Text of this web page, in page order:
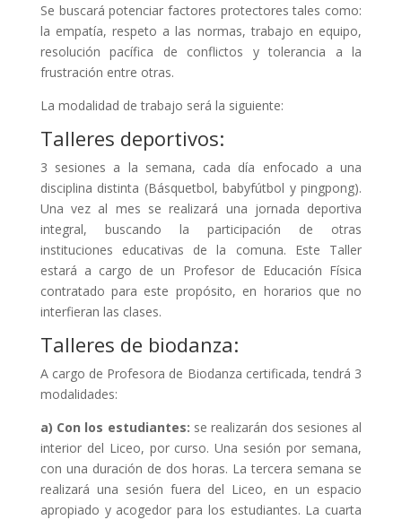
Se buscará potenciar factores protectores tales como:
la empatía, respeto a las normas, trabajo en equipo,
resolución pacífica de conflictos y tolerancia a la
frustración entre otras.
La modalidad de trabajo será la siguiente:
Talleres deportivos:
3 sesiones a la semana, cada día enfocado a una
disciplina distinta (Básquetbol, babyfútbol y pingpong).
Una vez al mes se realizará una jornada deportiva
integral, buscando la participación de otras
instituciones educativas de la comuna. Este Taller
estará a cargo de un Profesor de Educación Física
contratado para este propósito, en horarios que no
interfieran las clases.
Talleres de biodanza:
A cargo de Profesora de Biodanza certificada, tendrá 3
modalidades:
a) Con los estudiantes: se realizarán dos sesiones al
interior del Liceo, por curso. Una sesión por semana,
con una duración de dos horas. La tercera semana se
realizará una sesión fuera del Liceo, en un espacio
apropiado y acogedor para los estudiantes. La cuarta